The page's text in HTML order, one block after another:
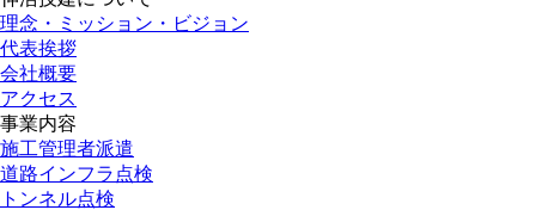
理念・ミッション・ビジョン
代表挨拶
会社概要
アクセス
事業内容
施工管理者派遣
道路インフラ点検
トンネル点検